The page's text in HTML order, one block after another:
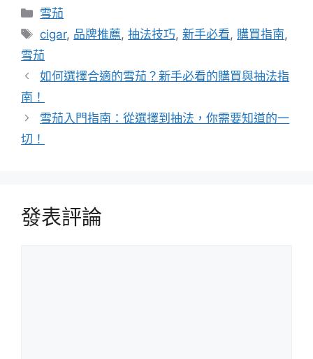
分
類
雪茄
標
籤
cigar, 品牌推薦,抽法技巧,新手必看, 購買指南,
雪茄
如何選擇合適的雪茄？新手必看的購買與抽法指
南！
雪茄入門指南：從選擇到抽法，你需要知道的一
切！
發表評論